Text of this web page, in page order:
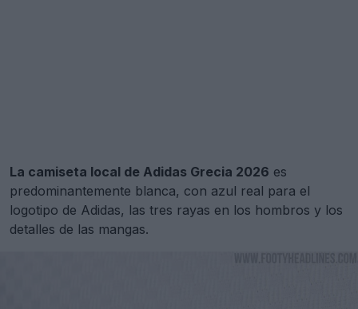
La camiseta local de Adidas Grecia 2026 es
predominantemente blanca, con azul real para el
logotipo de Adidas, las tres rayas en los hombros y los
detalles de las mangas.